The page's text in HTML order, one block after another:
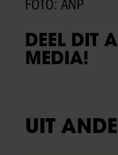
FOTO: ANP
DEEL DIT
MEDIA!
UIT